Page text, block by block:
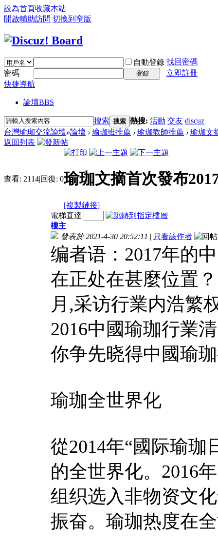
設為首頁收藏本站
開啟輔助訪問 切換到窄版
自動登錄 找回密碼
密碼
登錄
立即註冊
快捷導航
論壇BBS
搜索 搜索 熱搜: 活動 交友 discuz
台灣瑜珈交流論壇»論壇 › 瑜珈班推薦 › 瑜珈教師推薦 › 瑜珈文
返回列表
查看: 2114|回復: 0瑜珈文摘首次發布
[複製鏈接]
電梯直達
樓主
發表於 2021-4-30 20:52:11 | 只看該作者
编者语：2017年的
在正处在甚麼位置
月,采访行業内浩繁
2016中國瑜珈行業
你争先晓得中國瑜
瑜珈全世界化
從2014年“國际瑜珈
的全世界化。2016
组织选入非物资文
振奋。瑜珈热度在